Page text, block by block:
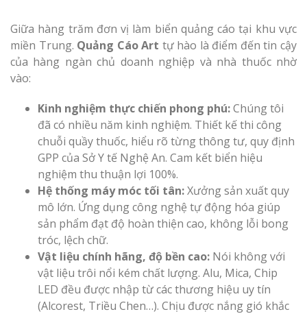
Giữa hàng trăm đơn vị làm biển quảng cáo tại khu vực
miền Trung. Quảng Cáo Art tự hào là điểm đến tin cậy
của hàng ngàn chủ doanh nghiệp và nhà thuốc nhờ
vào:
Kinh nghiệm thực chiến phong phú:Chúng tôi
đã có nhiều năm kinh nghiệm. Thiết kế thi công
chuỗi quầy thuốc, hiểu rõ từng thông tư, quy định
GPP của Sở Y tế Nghệ An. Cam kết biển hiệu
nghiệm thu thuận lợi 100%.
Hệ thống máy móc tối tân:Xưởng sản xuất quy
mô lớn. Ứng dụng công nghệ tự động hóa giúp
sản phẩm đạt độ hoàn thiện cao, không lỗi bong
tróc, lệch chữ.
Vật liệu chính hãng, độ bền cao: Nói không với
vật liệu trôi nổi kém chất lượng. Alu, Mica, Chip
LED đều được nhập từ các thương hiệu uy tín
(Alcorest, Triều Chen…). Chịu được nắng gió khắc